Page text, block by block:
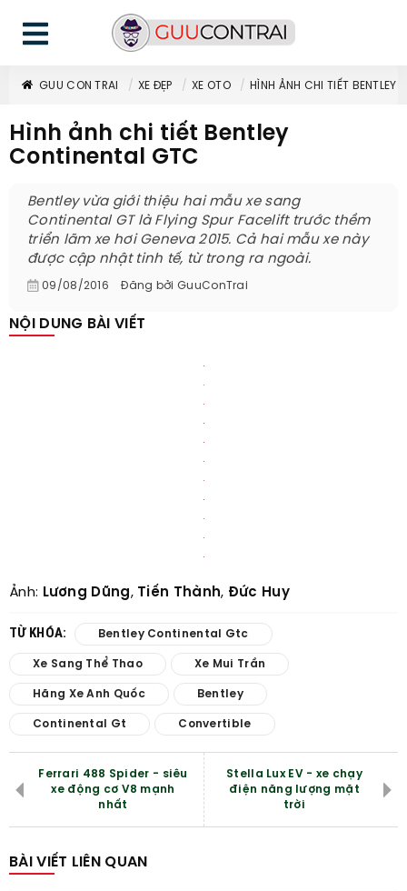
GUU CON TRAI XE ĐẸP XE OTO HÌNH ẢNH CHI TIẾT BENTLEY
Hình ảnh chi tiết Bentley
Continental GTC
Bentley vừa giới thiệu hai mẫu xe sang
Continental GT là Flying Spur Facelift trước thềm
triển lãm xe hơi Geneva 2015. Cả hai mẫu xe này
được cập nhật tinh tế, từ trong ra ngoài.
09/08/2016 Đăng bởi GuuConTrai
NỘI DUNG BÀI VIẾT
Ảnh: Lương Dũng,Tiến Thành, Đức Huy
TỪ KHÓA: Bentley Continental Gtc
Xe Sang Thể Thao Xe Mui Trần
Hãng Xe Anh Quốc Bentley
Continental Gt Convertible
Ferrari 488 Spider - siêu
xe động cơ V8 mạnh
nhất
Stella Lux EV - xe chạy
điện năng lượng mặt
trời
BÀI VIẾT LIÊN QUAN